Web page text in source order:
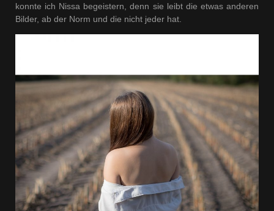
konnte ich Nissa begeistern, denn sie leibt die etwas anderen
Bilder, ab der Norm und die nicht jeder hat.